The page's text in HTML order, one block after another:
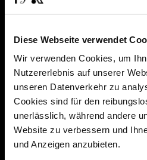
Diese Webseite verwendet
Wir verwenden Cookies, um
Nutzererlebnis auf unserer
unseren Datenverkehr zu
Cookies sind für den
unerlässlich, während andere
Website zu verbessern und
und Anzeigen anzubieten.
Für Unternehmen
Karriereberatung
Über uns
Kontakt